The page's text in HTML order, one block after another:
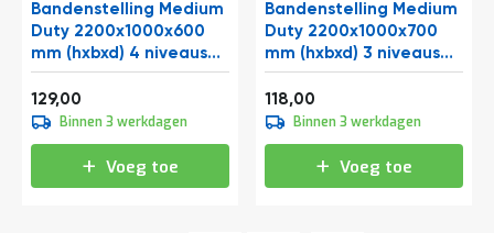
Bandenstelling Medium
Duty 2200x1000x600
mm (hxbxd) 4 niveaus
beginsectie
Vanaf
129,00
Binnen 3 werkdagen
Voeg toe
Bandenstelling Medium
Duty 2200x1000x700
mm (hxbxd) 3 niveaus
beginsectie
Vanaf
118,00
Binnen 3 werkdagen
Voeg toe